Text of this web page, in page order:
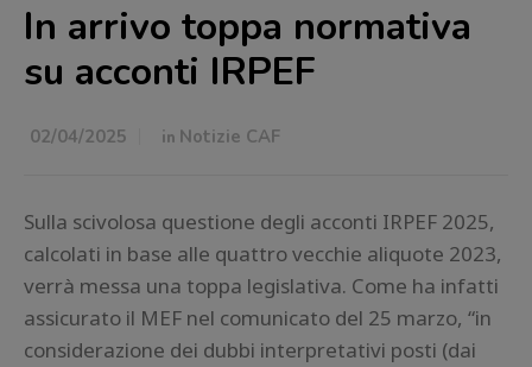
In arrivo toppa normativa
su acconti IRPEF
02/04/2025 in Notizie CAF
Sulla scivolosa questione degli acconti IRPEF 2025,
calcolati in base alle quattro vecchie aliquote 2023,
verrà messa una toppa legislativa. Come ha infatti
assicurato il MEF nel comunicato del 25 marzo, “in
considerazione dei dubbi interpretativi posti (dai